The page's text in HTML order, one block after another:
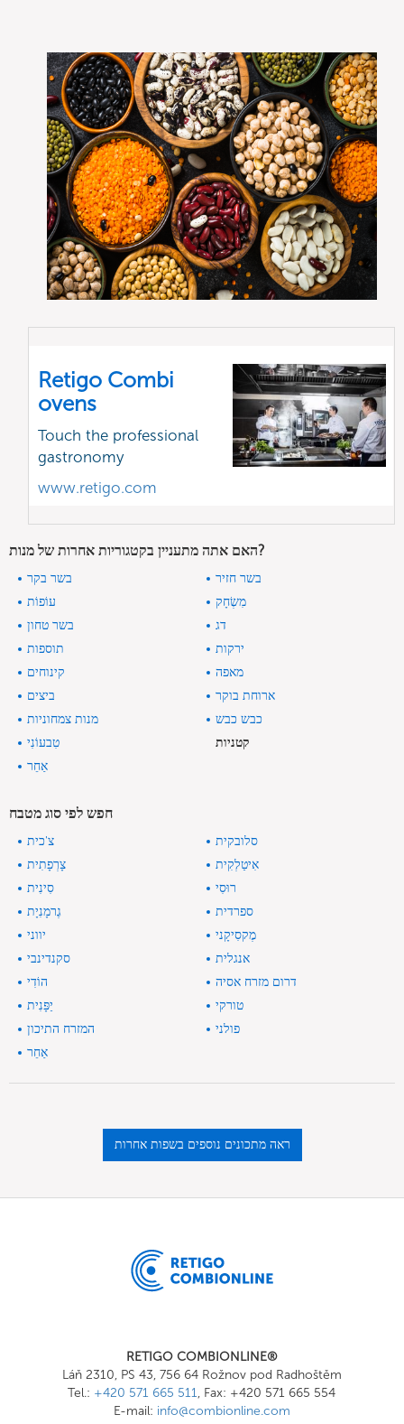
Retigo Combi
ovens
Touch the professional
gastronomy
www.retigo.com
האם אתה מתעניין בקטגוריות אחרות של מנות?
בשר בקר
בשר חזיר
עוֹפוֹת
מִשְׂחָק
בשר טחון
דג
תוספות
ירקות
קינוחים
מאפה
ביצים
ארוחת בוקר
מנות צמחוניות
כבש כבש
טִבעוֹנִי
קטניות
אַחֵר
חפש לפי סוג מטבח
צ'כית
סלובקית
צָרְפָתִית
אִיטַלְקִית
סִינִית
רוּסִי
גֶרמָנִיָת
ספרדית
יווני
מֶקסִיקָני
סקנדינבי
אנגלית
הוֹדִי
דרום מזרח אסיה
יַפָּנִית
טורקי
המזרח התיכון
פולני
אַחֵר
ראה מתכונים נוספים בשפות אחרות
RETIGO COMBIONLINE®
Láň 2310, PS 43, 756 64 Rožnov pod Radhoštěm
Tel.: +420 571 665 511, Fax: +420 571 665 554
E-mail: info@combionline.com